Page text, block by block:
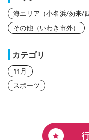
海エリア（小名浜/勿来/
その他（いわき市外）
カテゴリ
11月
スポーツ